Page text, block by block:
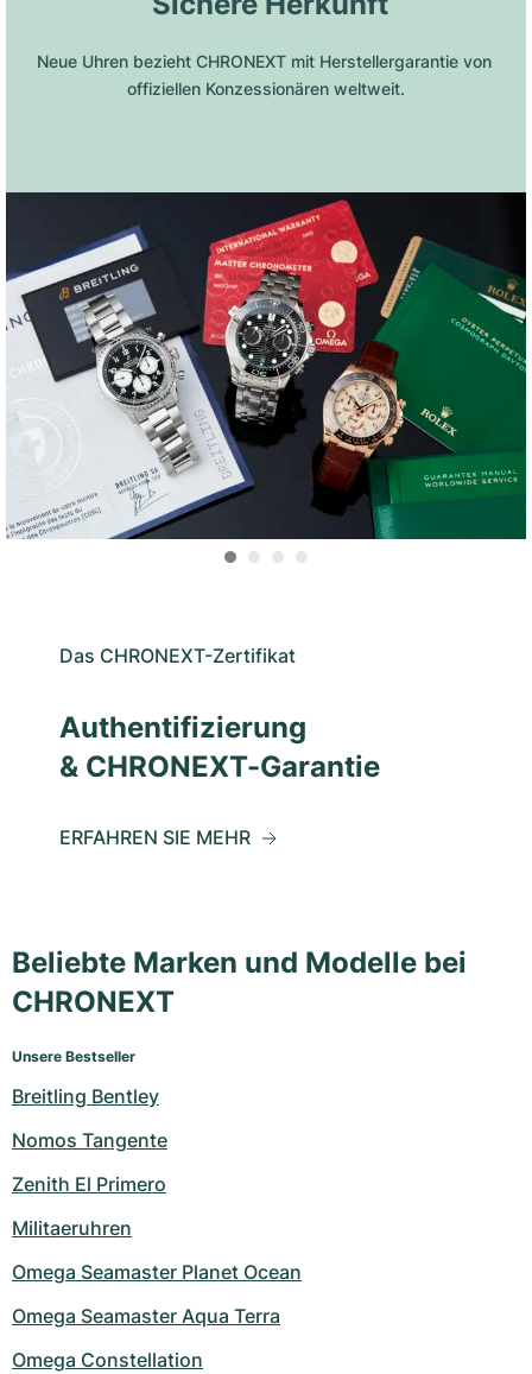
Neue Uhren bezieht CHRONEXT mit Herstellergarantie von
offiziellen Konzessionären weltweit.
Das CHRONEXT-Zertifikat
Authentifizierung
& CHRONEXT-Garantie
ERFAHREN SIE MEHR
Beliebte Marken und Modelle bei
CHRONEXT
Unsere Bestseller
Breitling Bentley
Nomos Tangente
Zenith El Primero
Militaeruhren
Omega Seamaster Planet Ocean
Omega Seamaster Aqua Terra
Omega Constellation